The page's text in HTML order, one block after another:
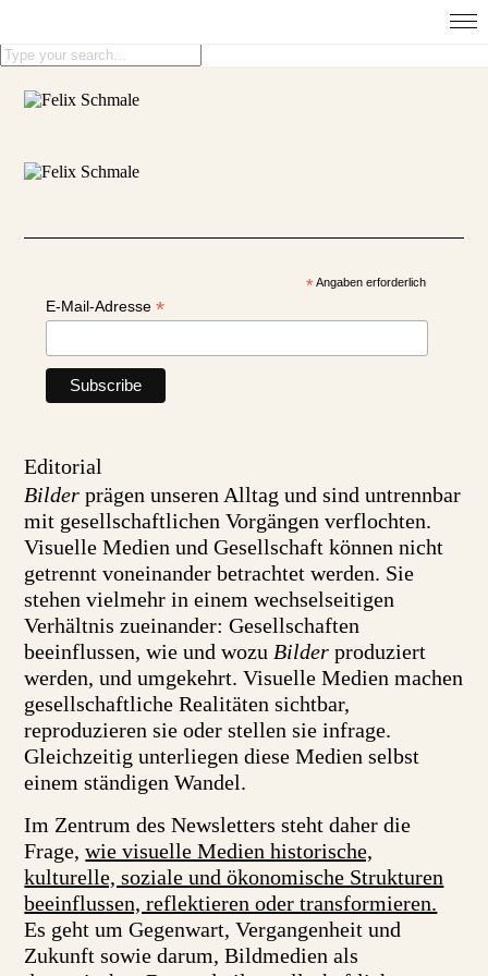
*Angaben erforderlich
E-Mail-Adresse*
Editorial
Bilder prägen unseren Alltag und sind untrennbar
mit gesellschaftlichen Vorgängen verflochten.
Visuelle Medien und Gesellschaft können nicht
getrennt voneinander betrachtet werden. Sie
stehen vielmehr in einem wechselseitigen
Verhältnis zueinander: Gesellschaften
beeinflussen, wie und wozuBilder produziert
werden, und umgekehrt. Visuelle Medien machen
gesellschaftliche Realitäten sichtbar,
reproduzieren sie oder stellen sie infrage.
Gleichzeitig unterliegen diese Medien selbst
einem ständigen Wandel.
Im Zentrum des Newsletters steht daher die
Frage,wie visuelle Medien historische,
kulturelle, soziale und ökonomische Strukturen
beeinflussen, reflektieren oder transformieren.
Es geht um Gegenwart, Vergangenheit und
Zukunft sowie darum, Bildmedien als